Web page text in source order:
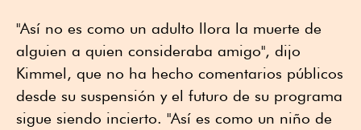
"Así no es como un adulto llora la muerte de
alguien a quien consideraba amigo", dijo
Kimmel, que no ha hecho comentarios públicos
desde su suspensión y el futuro de su programa
sigue siendo incierto. "Así es como un niño de